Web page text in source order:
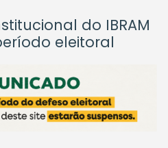
do IBRAM
eleitoral